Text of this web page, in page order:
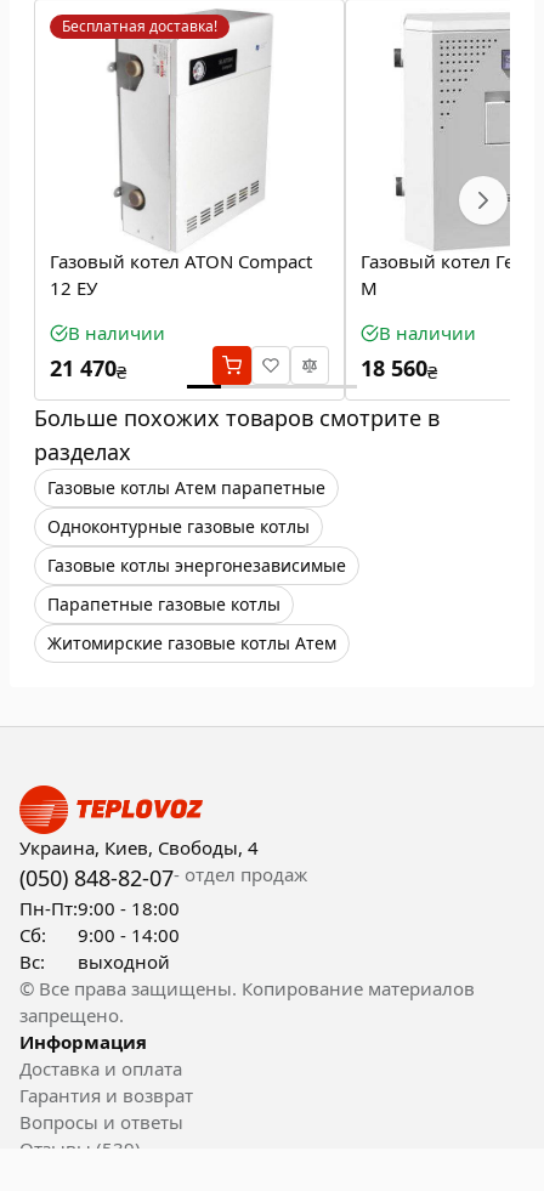
Бесплатная доставка!
Газовый котел ATON Compact
12 ЕУ
В наличии
21 470₴
Газовый котел
М
В наличии
18 560₴
Больше похожих товаров смотрите в
разделах
Газовые котлы Атем парапетные
Одноконтурные газовые котлы
Газовые котлы энергонезависимые
Парапетные газовые котлы
Житомирские газовые котлы Атем
Украина, Киев, Свободы, 4
(050) 848-82-07- отдел продаж
Пн-Пт:9:00 - 18:00
Сб:
9:00 - 14:00
Вс:
выходной
© Все права защищены. Копирование материалов
запрещено.
Информация
Доставка и оплата
Гарантия и возврат
Вопросы и ответы
Отзывы (539)